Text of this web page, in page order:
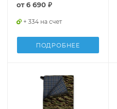
от6 690 ₽
+ 334 на счет
ПОДРОБНЕЕ